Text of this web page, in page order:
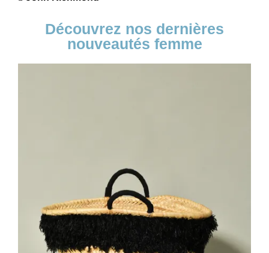
Découvrez nos dernières
nouveautés femme